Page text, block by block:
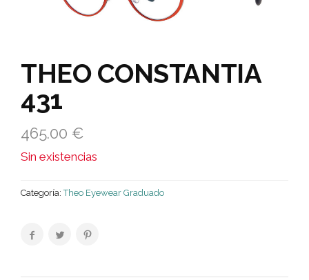
THEO CONSTANTIA
431
465.00 €
Sin existencias
Categoría:Theo Eyewear Graduado